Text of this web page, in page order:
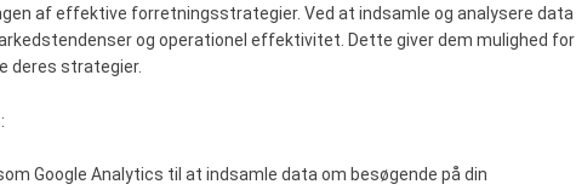
af effektive forretningsstrategier. Ved at indsamle og analysere data
og operationel effektivitet. Dette giver dem mulighed for
deres strategier.
Google Analytics til at indsamle data om besøgende på din